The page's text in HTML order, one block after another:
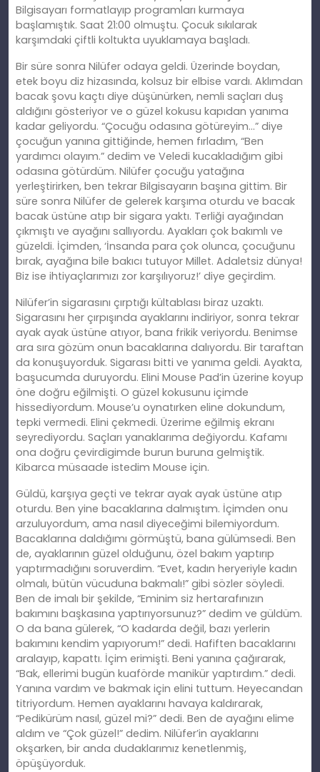
Bilgisayarı formatlayıp programları kurmaya
başlamıştık. Saat 21:00 olmuştu. Çocuk sıkılarak
karşımdaki çiftli koltukta uyuklamaya başladı.
Bir süre sonra Nilüfer odaya geldi. Üzerinde boydan,
etek boyu diz hizasında, kolsuz bir elbise vardı. Aklımdan
bacak şovu kaçtı diye düşünürken, nemli saçları duş
aldığını gösteriyor ve o güzel kokusu kapıdan yanıma
kadar geliyordu. “Çocuğu odasına götüreyim…” diye
çocuğun yanına gittiğinde, hemen fırladım, “Ben
yardımcı olayım.” dedim ve Veledi kucakladığım gibi
odasına götürdüm. Nilüfer çocuğu yatağına
yerleştirirken, ben tekrar Bilgisayarın başına gittim. Bir
süre sonra Nilüfer de gelerek karşıma oturdu ve bacak
bacak üstüne atıp bir sigara yaktı. Terliği ayağından
çıkmıştı ve ayağını sallıyordu. Ayakları çok bakımlı ve
güzeldi. İçimden, ‘İnsanda para çok olunca, çocuğunu
bırak, ayağına bile bakıcı tutuyor Millet. Adaletsiz dünya!
Biz ise ihtiyaçlarımızı zor karşılıyoruz!’ diye geçirdim.
Nilüfer’in sigarasını çırptığı kültablası biraz uzaktı.
Sigarasını her çırpışında ayaklarını indiriyor, sonra tekrar
ayak ayak üstüne atıyor, bana frikik veriyordu. Benimse
ara sıra gözüm onun bacaklarına dalıyordu. Bir taraftan
da konuşuyorduk. Sigarası bitti ve yanıma geldi. Ayakta,
başucumda duruyordu. Elini Mouse Pad’in üzerine koyup
öne doğru eğilmişti. O güzel kokusunu içimde
hissediyordum. Mouse’u oynatırken eline dokundum,
tepki vermedi. Elini çekmedi. Üzerime eğilmiş ekranı
seyrediyordu. Saçları yanaklarıma değiyordu. Kafamı
ona doğru çevirdigimde burun buruna gelmiştik.
Kibarca müsaade istedim Mouse için.
Güldü, karşıya geçti ve tekrar ayak ayak üstüne atıp
oturdu. Ben yine bacaklarına dalmıştım. İçimden onu
arzuluyordum, ama nasıl diyeceğimi bilemiyordum.
Bacaklarına daldığımı görmüştü, bana gülümsedi. Ben
de, ayaklarının güzel olduğunu, özel bakım yaptırıp
yaptırmadığını soruverdim. “Evet, kadın heryeriyle kadın
olmalı, bütün vücuduna bakmalı!” gibi sözler söyledi.
Ben de imalı bir şekilde, “Eminim siz hertarafınızın
bakımını başkasına yaptırıyorsunuz?” dedim ve güldüm.
O da bana gülerek, “O kadarda değil, bazı yerlerin
bakımını kendim yapıyorum!” dedi. Hafiften bacaklarını
aralayıp, kapattı. İçim erimişti. Beni yanına çağırarak,
“Bak, ellerimi bugün kuaförde manikür yaptırdım.” dedi.
Yanına vardım ve bakmak için elini tuttum. Heyecandan
titriyordum. Hemen ayaklarını havaya kaldırarak,
“Pedikürüm nasıl, güzel mi?” dedi. Ben de ayağını elime
aldım ve “Çok güzel!” dedim. Nilüfer’in ayaklarını
okşarken, bir anda dudaklarımız kenetlenmiş,
öpüşüyorduk.